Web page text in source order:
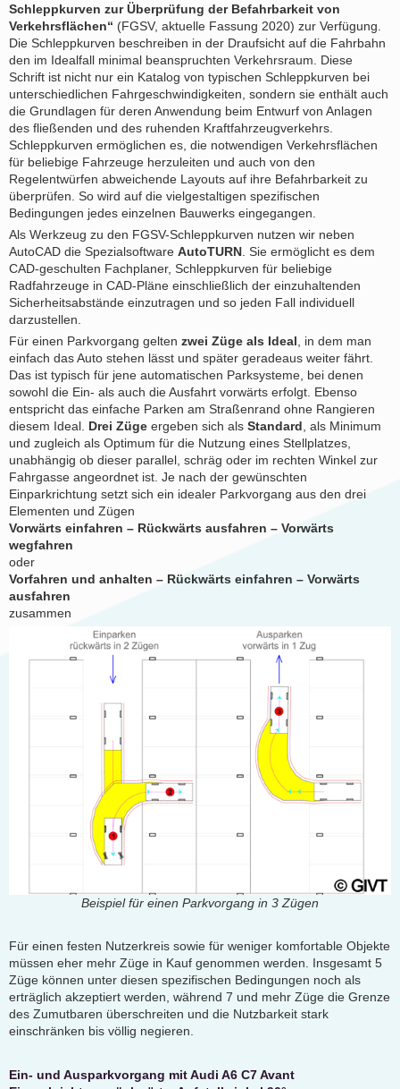
Schleppkurven zur Überprüfung der Befahrbarkeit von
Verkehrsflächen“ (FGSV, aktuelle Fassung 2020) zur Verfügung.
Die Schleppkurven beschreiben in der Draufsicht auf die Fahrbahn
den im Idealfall minimal beanspruchten Verkehrsraum. Diese
Schrift ist nicht nur ein Katalog von typischen Schleppkurven bei
unterschiedlichen Fahrgeschwindigkeiten, sondern sie enthält auch
die Grundlagen für deren Anwendung beim Entwurf von Anlagen
des fließenden und des ruhenden Kraftfahrzeugverkehrs.
Schleppkurven ermöglichen es, die notwendigen Verkehrsflächen
für beliebige Fahrzeuge herzuleiten und auch von den
Regelentwürfen abweichende Layouts auf ihre Befahrbarkeit zu
überprüfen. So wird auf die vielgestaltigen spezifischen
Bedingungen jedes einzelnen Bauwerks eingegangen.
Als Werkzeug zu den FGSV-Schleppkurven nutzen wir neben
AutoCAD die Spezialsoftware AutoTURN . Sie ermöglicht es dem
CAD-geschulten Fachplaner, Schleppkurven für beliebige
Radfahrzeuge in CAD-Pläne einschließlich der einzuhaltenden
Sicherheitsabstände einzutragen und so jeden Fall individuell
darzustellen.
Für einen Parkvorgang gelten zwei Züge als Ideal , in dem man
einfach das Auto stehen lässt und später geradeaus weiter fährt.
Das ist typisch für jene automatischen Parksysteme, bei denen
sowohl die Ein- als auch die Ausfahrt vorwärts erfolgt. Ebenso
entspricht das einfache Parken am Straßenrand ohne Rangieren
diesem Ideal. Drei Züge ergeben sich als Standard , als Minimum
und zugleich als Optimum für die Nutzung eines Stellplatzes,
unabhängig ob dieser parallel, schräg oder im rechten Winkel zur
Fahrgasse angeordnet ist. Je nach der gewünschten
Einparkrichtung setzt sich ein idealer Parkvorgang aus den drei
Elementen und Zügen
Vorwärts einfahren – Rückwärts ausfahren – Vorwärts
wegfahren
oder
Vorfahren und anhalten – Rückwärts einfahren – Vorwärts
ausfahren
zusammen
Beispiel für einen Parkvorgang in 3 Zügen
Für einen festen Nutzerkreis sowie für weniger komfortable Objekte
müssen eher mehr Züge in Kauf genommen werden. Insgesamt 5
Züge können unter diesen spezifischen Bedingungen noch als
erträglich akzeptiert werden, während 7 und mehr Züge die Grenze
des Zumutbaren überschreiten und die Nutzbarkeit stark
einschränken bis völlig negieren.
Ein- und Ausparkvorgang mit Audi A6 C7 Avant